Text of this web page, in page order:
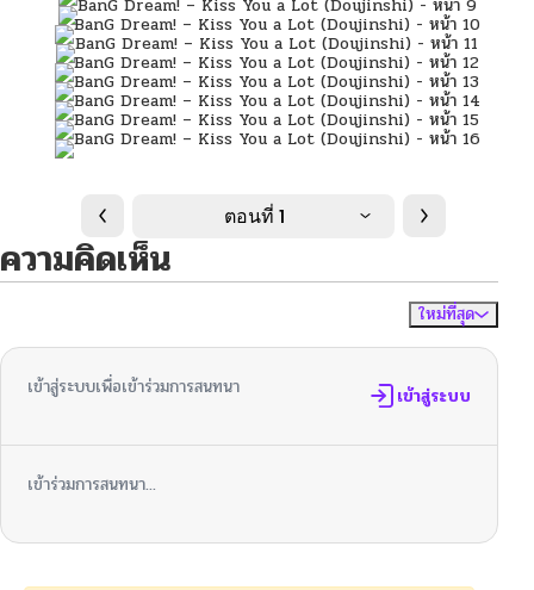
ตอนที่ 1
ความคิดเห็น
ใหม่ที่สุด
เข้าสู่ระบบเพื่อเข้าร่วมการสนทนา เข้าสู่ระบบ
เข้าร่วมการสนทนา...